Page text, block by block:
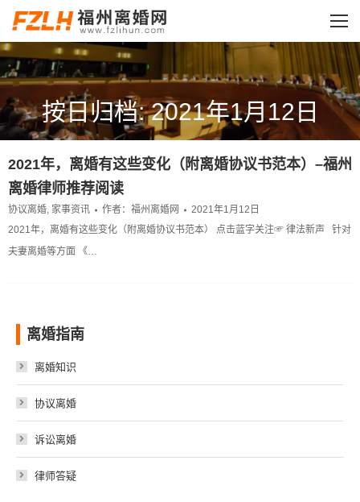
按日归档: 2021年1月12日
您的位置：
2021年，离婚有这些变化（附离婚协议书范本）–福州
离婚律师推荐阅读
协议离婚, 家事资讯 作者： 福州离婚网
2021年1月12日
2021年，离婚有这些变化（附离婚协议书范本） 点击蓝字关注☞ 律法新声 针对
夫妻离婚等方面 《…
离婚指南
离婚知识
协议离婚
诉讼离婚
律师答疑